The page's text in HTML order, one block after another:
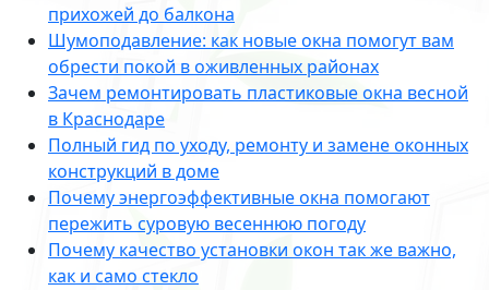
прихожей до балкона
Шумоподавление: как новые окна помогут вам
обрести покой в оживленных районах
Зачем ремонтировать пластиковые окна весной
в Краснодаре
Полный гид по уходу, ремонту и замене оконных
конструкций в доме
Почему энергоэффективные окна помогают
пережить суровую весеннюю погоду
Почему качество установки окон так же важно,
как и само стекло